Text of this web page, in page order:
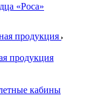
«Роса»
продукция
продукция
кабины